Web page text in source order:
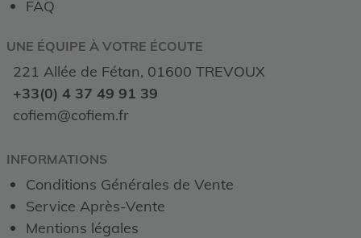
FAQ
UNE ÉQUIPE À VOTRE ÉCOUTE
221 Allée de Fétan, 01600 TREVOUX
+33(0) 4 37 49 91 39
cofiem@cofiem.fr
INFORMATIONS
Conditions Générales de Vente
Service Après-Vente
Mentions légales